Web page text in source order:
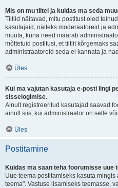
Mis on mu tiitel ja kuidas ma seda
Tiitlid näitavad, mitu postitust oled
kasutajaid, näiteks moderaatoreid ja
muuta, kuna need määrab
mõttetuid postitusi, et tiitlit kõrgemaks
administraatoreid seda ei kannata ja
Üles
Kui ma vajutan kasutaja e-posti lingi
sisselogimise.
Ainult registreeritud kasutajad saavad
ainult siis, kui administraator on selle
Üles
Postitamine
Kuidas ma saan teha foorumisse uue
Uue teema postitamiseks kasuta
teema". Vastuse lisamiseks teemasse,